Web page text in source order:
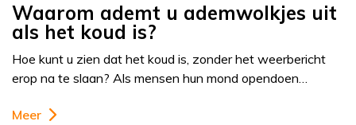
Waarom ademt u ademwolkjes uit
als het koud is?
Hoe kunt u zien dat het koud is, zonder het weerbericht
erop na te slaan? Als mensen hun mond opendoen…
Meer